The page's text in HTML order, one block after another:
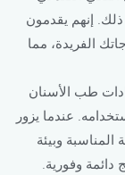
ذلك. إنهم يقدمون
الفريدة، مما
طب الأسنان
عندما يزور
المناسبة وبيئة
دائمة وفورية.